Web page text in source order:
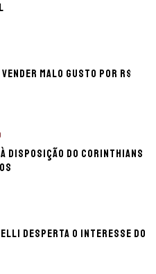
Malo Gusto por R$
disposição do Corinthians
desperta o interesse do